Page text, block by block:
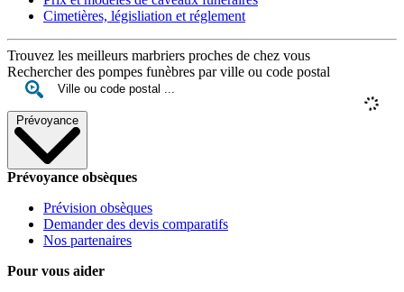
Cimetières, législiation et réglement
Trouvez les meilleurs marbriers proches de chez vous
Rechercher des pompes funèbres par ville ou code postal
Prévoyance
Prévoyance obsèques
Prévision obsèques
Demander des devis comparatifs
Nos partenaires
Pour vous aider